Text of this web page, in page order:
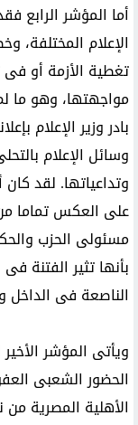
أما المؤشر الرابع
الإعلام
تغطية الأزمة أو
مواجهتها، وهو ما
بادر وزير الإعلام
وسائل الإعلام
وتداعياتها. لقد
على العكس تماما من
مسئولى الحزب
بأنها تثير الفتنة
الناصعة فى الداخل
ويأتى المؤشر
الحضور الشعبى
الأهلية المصرية